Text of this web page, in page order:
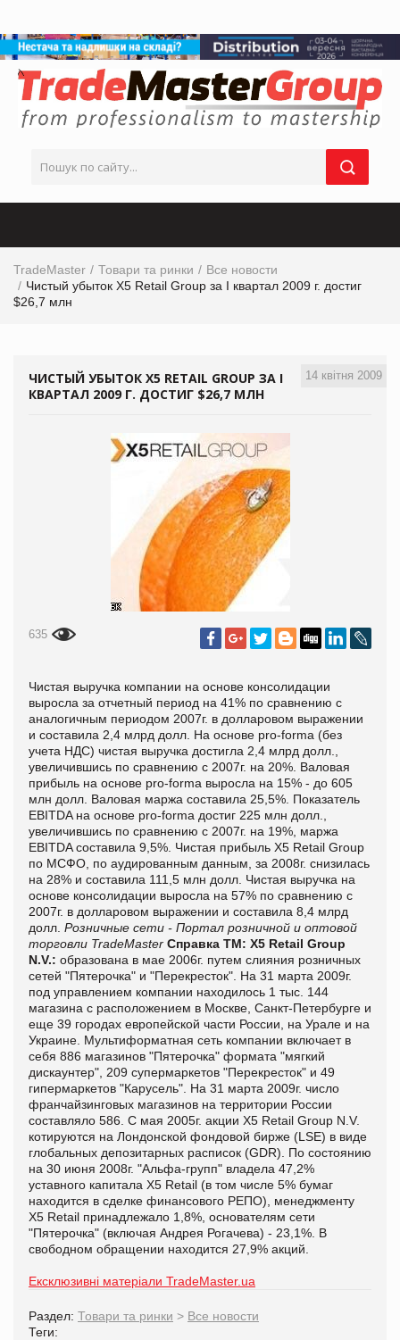
TradeMaster Товари та ринки
Все новости
Чистый убыток X5 Retail Group за I квартал 2009 г. достиг
$26,7 млн
14 квітня 2009
ЧИСТЫЙ УБЫТОК X5 RETAIL GROUP ЗА I
КВАРТАЛ 2009 Г. ДОСТИГ $26,7 МЛН
635
Чистая выручка компании на основе консолидации
выросла за отчетный период на 41% по сравнению с
аналогичным периодом 2007г. в долларовом выражении
и составила 2,4 млрд долл. На основе pro-forma (без
учета НДС) чистая выручка достигла 2,4 млрд долл.,
увеличившись по сравнению с 2007г. на 20%. Валовая
прибыль на основе pro-forma выросла на 15% - до 605
млн долл. Валовая маржа составила 25,5%. Показатель
EBITDA на основе pro-forma достиг 225 млн долл.,
увеличившись по сравнению с 2007г. на 19%, маржа
EBITDA составила 9,5%. Чистая прибыль X5 Retail Group
по МСФО, по аудированным данным, за 2008г. снизилась
на 28% и составила 111,5 млн долл. Чистая выручка на
основе консолидации выросла на 57% по сравнению с
2007г. в долларовом выражении и составила 8,4 млрд
долл. Розничные сети - Портал розничной и оптовой
торговли TradeMaster Справка ТМ: Х5 Retail Group
N.V.: образована в мае 2006г. путем слияния розничных
сетей "Пятерочка" и "Перекресток". На 31 марта 2009г.
под управлением компании находилось 1 тыс. 144
магазина с расположением в Москве, Санкт-Петербурге и
еще 39 городах европейской части России, на Урале и на
Украине. Мультиформатная сеть компании включает в
себя 886 магазинов "Пятерочка" формата "мягкий
дискаунтер", 209 супермаркетов "Перекресток" и 49
гипермаркетов "Карусель". На 31 марта 2009г. число
франчайзинговых магазинов на территории России
составляло 586. С мая 2005г. акции X5 Retail Group N.V.
котируются на Лондонской фондовой бирже (LSE) в виде
глобальных депозитарных расписок (GDR). По состоянию
на 30 июня 2008г. "Альфа-групп" владела 47,2%
уставного капитала X5 Retail (в том числе 5% бумаг
находится в сделке финансового РЕПО), менеджменту
X5 Retail принадлежало 1,8%, основателям сети
"Пятерочка" (включая Андрея Рогачева) - 23,1%. В
свободном обращении находится 27,9% акций.
Ексклюзивні матеріали TradeMaster.ua
Раздел: Товари та ринки > Все новости
Теги: